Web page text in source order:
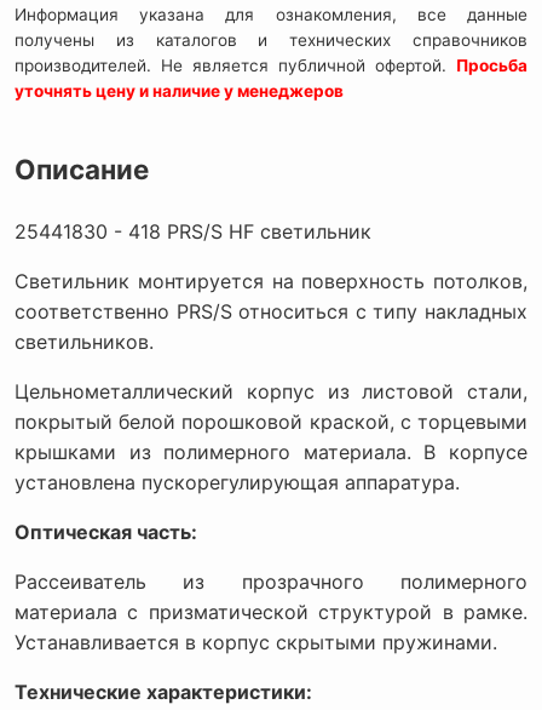
Информация указана для ознакомления, все данные
получены из каталогов и технических справочников
производителей. Не является публичной офертой. Просьба
уточнять цену и наличие у менеджеров
Описание
25441830 - 418 PRS/S HF светильник
Светильник монтируется на поверхность потолков,
соответственно PRS/S относиться с типу накладных
светильников.
Цельнометаллический корпус из листовой стали,
покрытый белой порошковой краской, с торцевыми
крышками из полимерного материала. В корпусе
установлена пускорегулирующая аппаратура.
Оптическая часть:
Рассеиватель из прозрачного полимерного
материала с призматической структурой в рамке.
Устанавливается в корпус скрытыми пружинами.
Технические характеристики: